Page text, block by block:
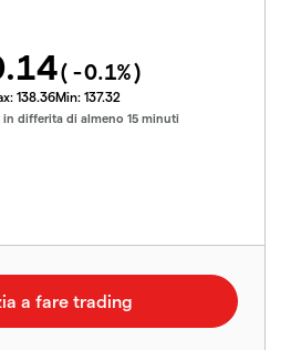
( -0.1%)
138.36Min: 137.32
in differita di almeno 15 minuti